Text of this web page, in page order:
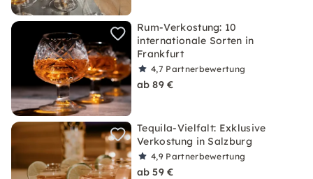
Rum-Verkostung: 10
internationale Sorten in
Frankfurt
4,7 Partnerbewertung
ab 89 €
Tequila-Vielfalt: Exklusive
Verkostung in Salzburg
4,9 Partnerbewertung
ab 59 €